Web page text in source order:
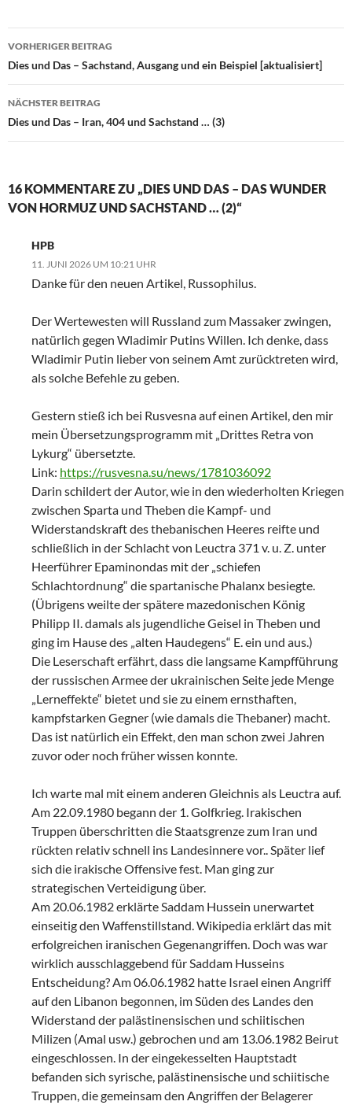
Beitragsnavigation
VORHERIGER BEITRAG
Dies und Das – Sachstand, Ausgang und ein Beispiel [aktualisiert]
NÄCHSTER BEITRAG
Dies und Das – Iran, 404 und Sachstand … (3)
16 KOMMENTARE ZU „DIES UND DAS – DAS WUNDER
VON HORMUZ UND SACHSTAND … (2)“
HPB
11. JUNI 2026 UM 10:21 UHR
Danke für den neuen Artikel, Russophilus.
Der Wertewesten will Russland zum Massaker zwingen,
natürlich gegen Wladimir Putins Willen. Ich denke, dass
Wladimir Putin lieber von seinem Amt zurücktreten wird,
als solche Befehle zu geben.
Gestern stieß ich bei Rusvesna auf einen Artikel, den mir
mein Übersetzungsprogramm mit „Drittes Retra von
Lykurg“ übersetzte.
Link: https://rusvesna.su/news/1781036092
Darin schildert der Autor, wie in den wiederholten Kriegen
zwischen Sparta und Theben die Kampf- und
Widerstandskraft des thebanischen Heeres reifte und
schließlich in der Schlacht von Leuctra 371 v. u. Z. unter
Heerführer Epaminondas mit der „schiefen
Schlachtordnung“ die spartanische Phalanx besiegte.
(Übrigens weilte der spätere mazedonischen König
Philipp II. damals als jugendliche Geisel in Theben und
ging im Hause des „alten Haudegens“ E. ein und aus.)
Die Leserschaft erfährt, dass die langsame Kampfführung
der russischen Armee der ukrainischen Seite jede Menge
„Lerneffekte“ bietet und sie zu einem ernsthaften,
kampfstarken Gegner (wie damals die Thebaner) macht.
Das ist natürlich ein Effekt, den man schon zwei Jahren
zuvor oder noch früher wissen konnte.
Ich warte mal mit einem anderen Gleichnis als Leuctra auf.
Am 22.09.1980 begann der 1. Golfkrieg. Irakischen
Truppen überschritten die Staatsgrenze zum Iran und
rückten relativ schnell ins Landesinnere vor.. Später lief
sich die irakische Offensive fest. Man ging zur
strategischen Verteidigung über.
Am 20.06.1982 erklärte Saddam Hussein unerwartet
einseitig den Waffenstillstand. Wikipedia erklärt das mit
erfolgreichen iranischen Gegenangriffen. Doch was war
wirklich ausschlaggebend für Saddam Husseins
Entscheidung? Am 06.06.1982 hatte Israel einen Angriff
auf den Libanon begonnen, im Süden des Landes den
Widerstand der palästinensischen und schiitischen
Milizen (Amal usw.) gebrochen und am 13.06.1982 Beirut
eingeschlossen. In der eingekesselten Hauptstadt
befanden sich syrische, palästinensische und schiitische
Truppen, die gemeinsam den Angriffen der Belagerer